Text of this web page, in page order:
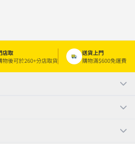
店取
物後可於260+分店取貨
送貨上門
購物滿$600免運費